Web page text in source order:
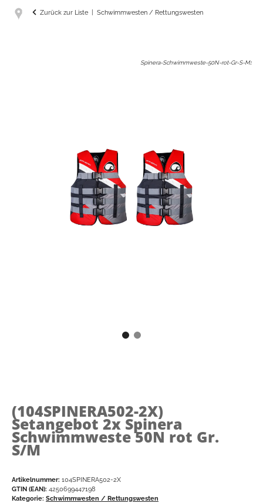
Zurück zur Liste Schwimmwesten / Rettungswesten
Spinera-Schwimmweste-50N-rot-Gr-S-M:
(104SPINERA502-2X)
Setangebot 2x Spinera
Schwimmweste 50N rot Gr.
S/M
Artikelnummer: 104SPINERA502-2X
GTIN (EAN): 4250699447198
Kategorie: Schwimmwesten / Rettungswesten